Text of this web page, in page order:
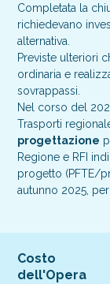
Completata la
richiedevano
alternativa.
Previste ulteriori
ordinaria e
sovrappassi.
Nel corso del
Trasporti
progettazione
Regione e RFI
progetto (PFTE/
autunno 2025,
Costo
dell'Opera